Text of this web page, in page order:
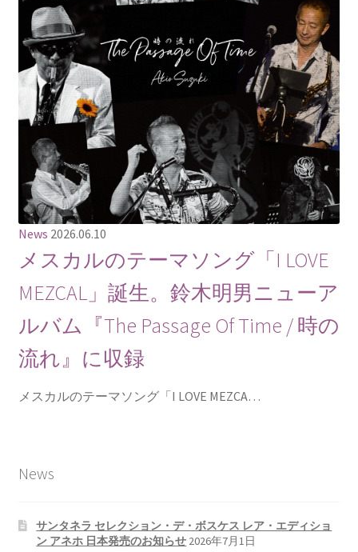
News 2026.06.10
メスカルのテーマソング「I LOVE
MEZCAL」誕生。鈴木明男ニューア
ルバム『The Passage Of Time / 時の
流れ』に収録
メスカルのテーマソング「I LOVE MEZCA…
News
サンタネラ セレクション・デ・ボスケス レア・エディショ
ン アネホ 日本発売のお知らせ 2026年7月1日